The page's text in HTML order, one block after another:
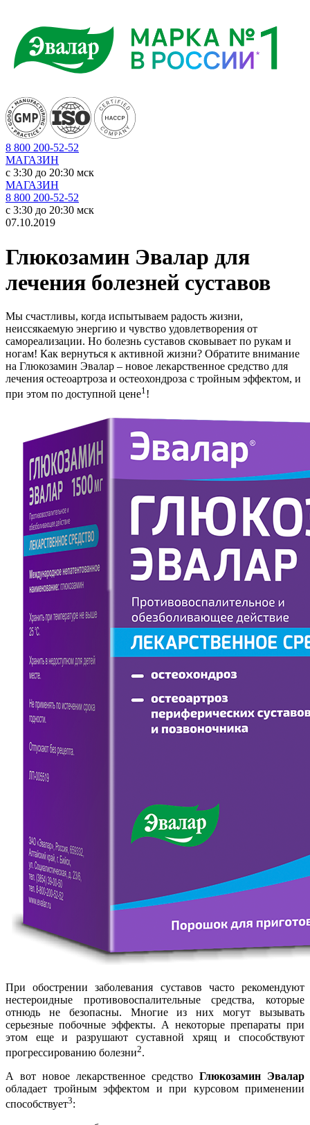
8 800 200-52-52
МАГАЗИН
c 3:30 до 20:30 мск
МАГАЗИН
8 800 200-52-52
c 3:30 до 20:30 мск
07.10.2019
Глюкозамин Эвалар для
лечения болезней суставов
Мы счастливы, когда испытываем радость жизни,
неиссякаемую энергию и чувство удовлетворения от
самореализации. Но болезнь суставов сковывает по рукам и
ногам! Как вернуться к активной жизни? Обратите внимание
на Глюкозамин Эвалар – новое лекарственное средство для
лечения остеоартроза и остеохондроза с тройным эффектом, и
при этом по доступной цене1!
При обострении заболевания суставов часто рекомендуют
нестероидные противовоспалительные средства, которые
отнюдь не безопасны. Многие из них могут вызывать
серьезные побочные эффекты. А некоторые препараты при
этом еще и разрушают суставной хрящ и способствуют
прогрессированию болезни2.
А вот новое лекарственное средство Глюкозамин Эвалар
обладает тройным эффектом и при курсовом применении
способствует3: